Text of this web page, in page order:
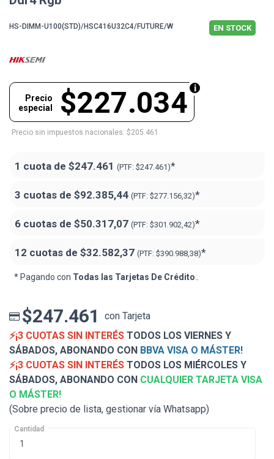
HS-DIMM-U100(STD)/HSC416U32C4/FUTURE/W EN STOCK
$227.034
Precio
especial
Precio sin impuestos nacionales: $205.461
1 cuota de $247.461 (PTF: $247.461)*
3 cuotas de $92.385,44 (PTF: $277.156,32)*
6 cuotas de $50.317,07 (PTF: $301.902,42)*
12 cuotas de $32.582,37 (PTF: $390.988,38)*
* Pagando con Todas las Tarjetas De Crédito
$247.461
con Tarjeta
⚡¡3 CUOTAS SIN INTERÉS TODOS LOS VIERNES Y
SÁBADOS, ABONANDO CON BBVA VISA O MÁSTER!
⚡¡3 CUOTAS SIN INTERÉS TODOS LOS MIÉRCOLES Y
SÁBADOS, ABONANDO CON CUALQUIER TARJETA VISA
O MÁSTER!
(Sobre precio de lista, gestionar vía Whatsapp)
Cantidad